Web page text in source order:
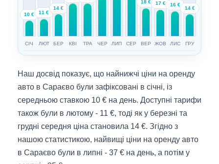
10 €
СІЧ
11 €
ЛЮТ
14 €
БЕР КВІ ТРА ЧЕР ЛИП СЕР
18 €
ВЕР
17 €
ЖОВ
16 €
ЛИС
14 €
ГРУ
Наш досвід показує, що найнижчі ціни на оренду
авто в Сараєво були зафіксовані в січні, із
середньою ставкою 10 € на день. Доступні тарифи
також були в лютому - 11 €, тоді як у березні та
грудні середня ціна становила 14 €. Згідно з
нашою статистикою, найвищі ціни на оренду авто
в Сараєво були в липні - 37 € на день, а потім у